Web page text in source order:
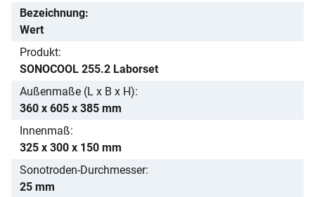
Bezeichnung
Wert
Produkt
SONOCOOL 255.2 Laborset
Außenmaße (L x B x H)
360 x 605 x 385 mm
Innenmaß
325 x 300 x 150 mm
Sonotroden-Durchmesser
25 mm